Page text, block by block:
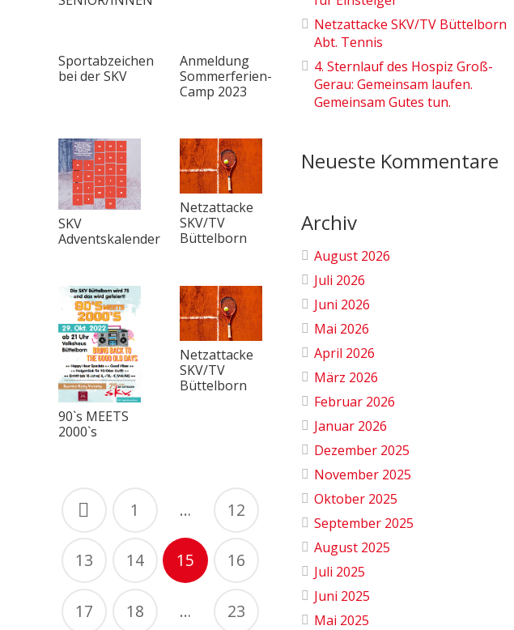
Sportabzeichen
bei der SKV
Anmeldung
Sommerferien-
Camp 2023
SKV
Adventskalender
Netzattacke
SKV/TV
Büttelborn
90`s MEETS
2000`s
Netzattacke
SKV/TV
Büttelborn
Beitragsnavigation
1 … 12
13 14 15 16
17 18 … 23
Netzattacke SKV/TV Büttelborn
Abt. Tennis
4. Sternlauf des Hospiz Groß-
Gerau: Gemeinsam laufen.
Gemeinsam Gutes tun.
Neueste Kommentare
Archiv
August 2026
Juli 2026
Juni 2026
Mai 2026
April 2026
März 2026
Februar 2026
Januar 2026
Dezember 2025
November 2025
Oktober 2025
September 2025
August 2025
Juli 2025
Juni 2025
Mai 2025